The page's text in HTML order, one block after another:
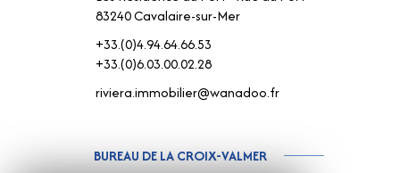
83240 Cavalaire-sur-Mer
+33.(0)4.94.64.66.53
+33.(0)6.03.00.02.28
riviera.immobilier@wanadoo.fr
BUREAU DE LA CROIX-VALMER